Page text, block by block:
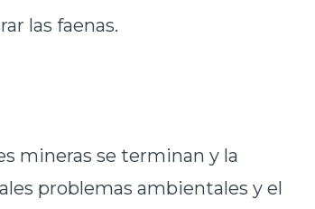
las faenas.
mineras se terminan y la
problemas ambientales y el